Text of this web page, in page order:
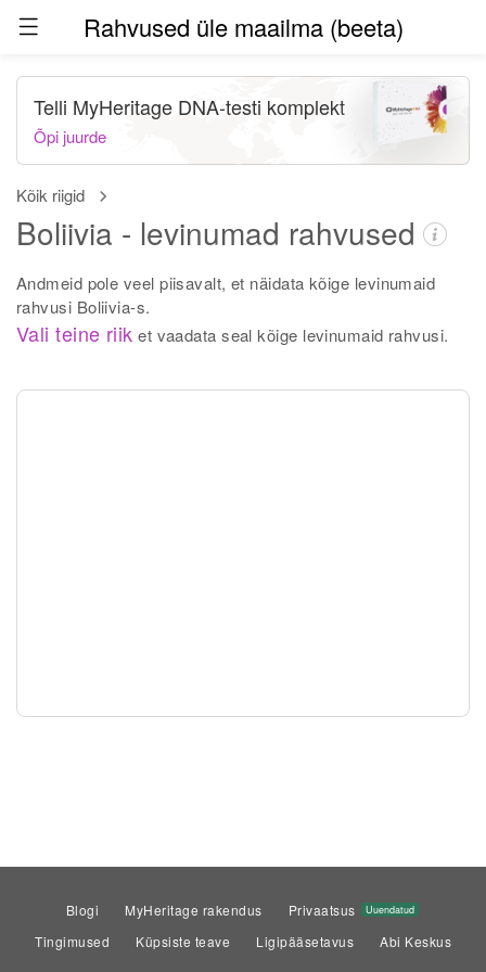
Rahvused üle maailma (beeta)
Kõik riigid
Boliivia - levinumad rahvused
Andmeid pole veel piisavalt, et näidata kõige levinumaid
rahvusi Boliivia-s.
Vali teine riik et vaadata seal kõige levinumaid rahvusi.
Telli MyHeritage DNA-testi komplekt
Õpi juurde
Blogi MyHeritage rakendus Privaatsus Uuendatud
Tingimused Küpsiste teave Ligipääsetavus Abi Keskus